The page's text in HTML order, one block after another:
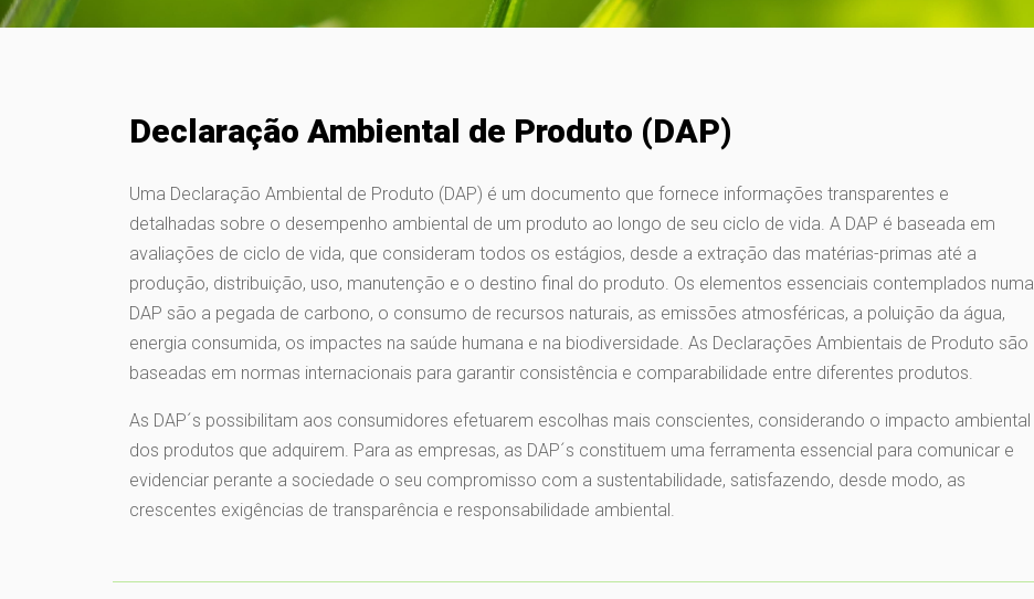
Declaração Ambiental de Produto (DAP)
Uma Declaração Ambiental de Produto (DAP) é um documento que fornece informações transparentes e
detalhadas sobre o desempenho ambiental de um produto ao longo de seu ciclo de vida. A DAP é baseada em
avaliações de ciclo de vida, que consideram todos os estágios, desde a extração das matérias-primas até a
produção, distribuição, uso, manutenção e o destino final do produto. Os elementos essenciais contemplados numa
DAP são a pegada de carbono, o consumo de recursos naturais, as emissões atmosféricas, a poluição da água,
energia consumida, os impactes na saúde humana e na biodiversidade. As Declarações Ambientais de Produto são
baseadas em normas internacionais para garantir consistência e comparabilidade entre diferentes produtos.
As DAP´s possibilitam aos consumidores efetuarem escolhas mais conscientes, considerando o impacto ambiental
dos produtos que adquirem. Para as empresas, as DAP´s constituem uma ferramenta essencial para comunicar e
evidenciar perante a sociedade o seu compromisso com a sustentabilidade, satisfazendo, desde modo, as
crescentes exigências de transparência e responsabilidade ambiental.